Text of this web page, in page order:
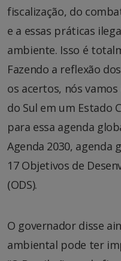
fiscalização, do
e a essas práticas
ambiente. Isso é
Fazendo a reflexão
os acertos, nós
do Sul em um Estado
para essa agenda
Agenda 2030, agenda
17 Objetivos de
(ODS).
O governador disse
ambiental pode ter